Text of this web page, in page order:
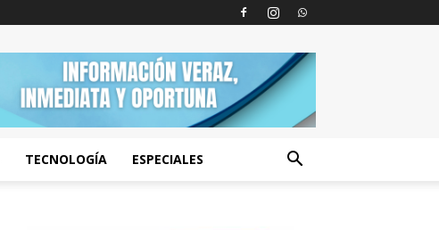
TECNOLOGÍA ESPECIALES